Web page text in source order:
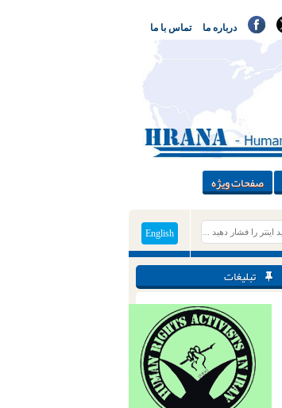
تماس با ما درباره ما
صفحات ویژه
English
تبلیغات